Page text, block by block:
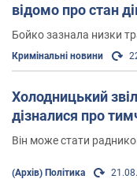
відомо про стан
Бойко зазнала низки
Кримінальні новини
Холодницький
дізналися про
Він може стати
(Архів) Політика